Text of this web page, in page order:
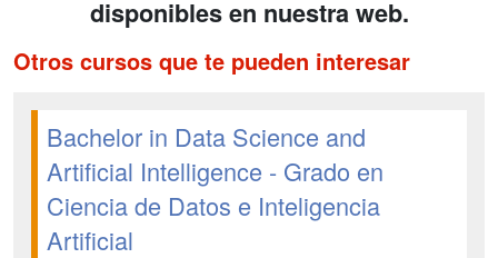
disponibles en nuestra web.
Otros cursos que te pueden interesar
Bachelor in Data Science and
Artificial Intelligence - Grado en
Ciencia de Datos e Inteligencia
Artificial